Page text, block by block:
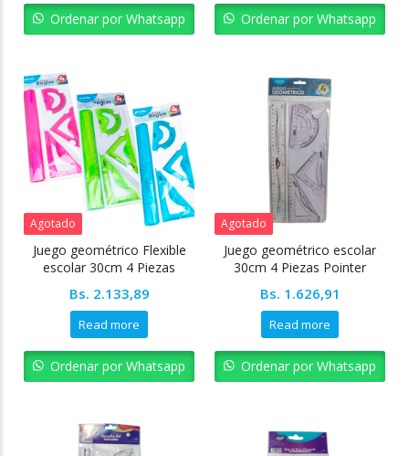
Ordenar por Whatsapp Ordenar por Whatsapp
Agotado
Juego geométrico Flexible
escolar 30cm 4 Piezas
Bs. 2.133,89
Read more
Ordenar por Whatsapp
Agotado
Juego geométrico escolar
30cm 4 Piezas Pointer
Bs. 1.626,91
Read more
Ordenar por Whatsapp